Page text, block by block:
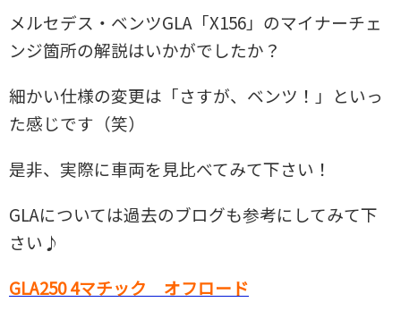
メルセデス・ベンツGLA「X156」のマイナーチェ
ンジ箇所の解説はいかがでしたか？
細かい仕様の変更は「さすが、ベンツ！」といっ
た感じです（笑）
是非、実際に車両を見比べてみて下さい！
GLAについては過去のブログも参考にしてみて下
さい♪
GLA250 4マチック オフロード